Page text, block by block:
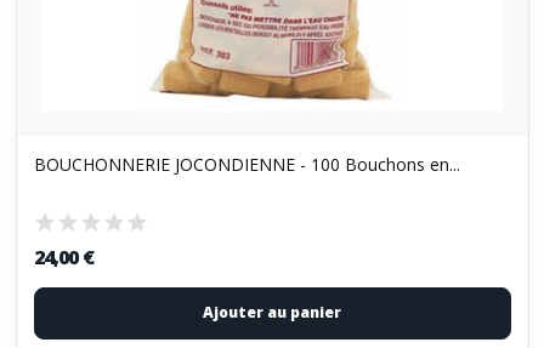
BOUCHONNERIE JOCONDIENNE - 100 Bouchons en...
24,00 €
Ajouter au panier